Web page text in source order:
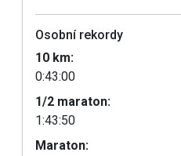
Osobní rekordy
10 km:
0:43:00
1/2 maraton:
1:43:50
Maraton: